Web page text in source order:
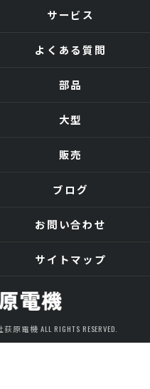
サービス
よくある質問
部品
大型
販売
ブログ
お問い合わせ
サイトマップ
電機 ALL RIGHTS RESERVED.